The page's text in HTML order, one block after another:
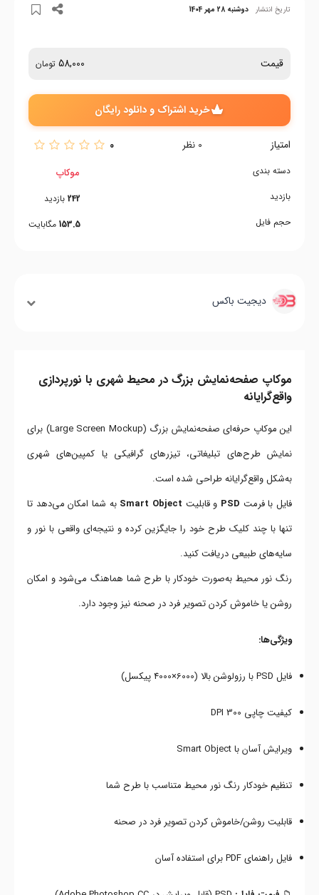
تاریخ انتشار دوشنبه 28 مهر 1404
قیمت 58,000 تومان
خرید اشتراک و دانلود رایگان
امتیاز 0 نظر 0
دسته بندی
بازدید
حجم فایل
موکاپ
242 بازدید
153.5 مگابایت
دیجیت باکس
موکاپ صفحه‌نمایش بزرگ در محیط شهری با نورپردازی
واقع‌گرایانه
این موکاپ حرفه‌ای صفحه‌نمایش بزرگ (Large Screen Mockup) برای
نمایش طرح‌های تبلیغاتی، تیزرهای گرافیکی یا کمپین‌های شهری
به‌شکل واقع‌گرایانه طراحی شده است.
فایل با فرمت PSD و قابلیت Smart Object به شما امکان می‌دهد تا
تنها با چند کلیک طرح خود را جایگزین کرده و نتیجه‌ای واقعی با نور و
سایه‌های طبیعی دریافت کنید.
رنگ نور محیط به‌صورت خودکار با طرح شما هماهنگ می‌شود و امکان
روشن یا خاموش کردن تصویر فرد در صحنه نیز وجود دارد.
ویژگی‌ها:
فایل PSD با رزولوشن بالا (6000×4000 پیکسل)
کیفیت چاپی 300 DPI
ویرایش آسان با Smart Object
تنظیم خودکار رنگ نور محیط متناسب با طرح شما
قابلیت روشن/خاموش کردن تصویر فرد در صحنه
فایل راهنمای PDF برای استفاده آسان